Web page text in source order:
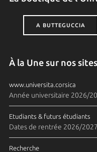
A BUTTEGUCCIA
À la Une sur nos
www.universita.corsica
Année universitaire 2026/
Etudiants & futurs étudiants
Dates de rentrée 2026/
Recherche